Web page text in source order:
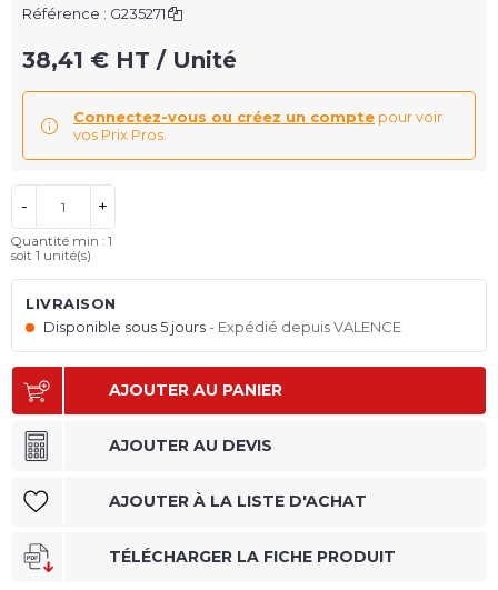
Référence : G235271
38,41 € HT / Unité
Connectez-vous ou créez un compte pour voir
vos Prix Pros.
- +
Quantité min : 1
soit 1 unité(s)
LIVRAISON
Disponible sous 5 jours
Expédié depuis VALENCE
AJOUTER AU PANIER
AJOUTER AU DEVIS
AJOUTER À LA LISTE D'ACHAT
TÉLÉCHARGER LA FICHE PRODUIT